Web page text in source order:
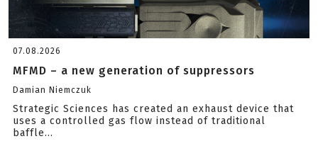
07.08.2026
MFMD – a new generation of suppressors
Damian Niemczuk
Strategic Sciences has created an exhaust device that
uses a controlled gas flow instead of traditional
baffle...